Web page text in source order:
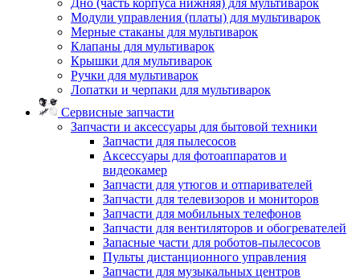
Дно (часть корпуса нижняя) для мультиварок
Модули управления (платы) для мультиварок
Мерные стаканы для мультиварок
Клапаны для мультиварок
Крышки для мультиварок
Ручки для мультиварок
Лопатки и черпаки для мультиварок
Сервисные запчасти
Запчасти и аксессуары для бытовой техники
Запчасти для пылесосов
Аксессуары для фотоаппаратов и
видеокамер
Запчасти для утюгов и отпаривателей
Запчасти для телевизоров и мониторов
Запчасти для мобильных телефонов
Запчасти для вентиляторов и обогревателей
Запасные части для роботов-пылесосов
Пульты дистанционного управления
Запчасти для музыкальных центров